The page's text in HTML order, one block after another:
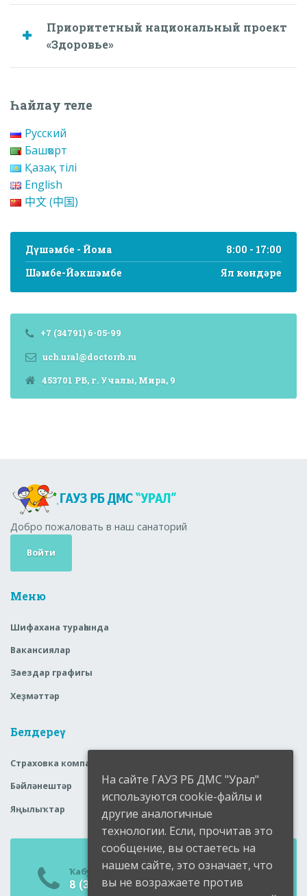
Приоритетный национальный проект
«Здоровье»
Һайлау теле
Русский
Башҡорт
Қазақ тілі
English
中文 (中国)
Дүшәмбе - Йома
8:00 - 17:00
Шәмбе-Йәкшәмбе
Ял көндәре
+7 (34791) 6-05-99
uch.ural@doctorrb.ru
453701 РБ, г. Учалы, Мира, 9
Добро пожаловать в наш санаторий
Войти
Меню
Шифахана тураһында
Вакансиялар
Заездар графигы
Хеҙмәттәр
Белдереү
Страховка компаниялары
Бәйләнештәр
Яңылыҡтар
Ҡабул итеү бүлмәһе
8 (34791) 6-05-99
На сайте ГАУЗ РБ ДМС "Урал"
используются cookie-файлы и
другие аналогичные
технологии. Если, прочитав это
сообщение, вы остаетесь на
нашем сайте, это означает, что
вы не возражаете против